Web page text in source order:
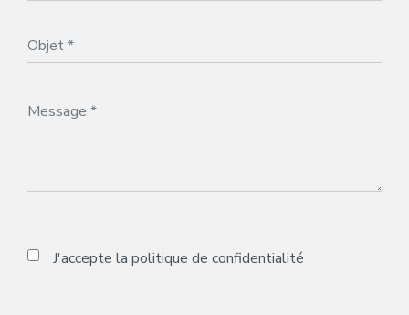
J'accepte la politique de confidentialité